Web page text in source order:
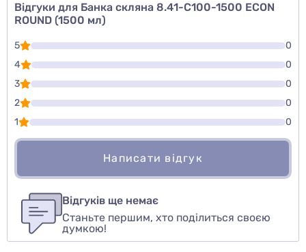
Відгуки для Банка скляна 8.41-С100-1500 ECON
ROUND (1500 мл)
5
0
4
0
3
0
2
0
1
0
Написати відгук
авторизуйтесьили войдите
Оцінити товар
Відгуків ще немає
Станьте першим, хто поділиться своєю
думкою!